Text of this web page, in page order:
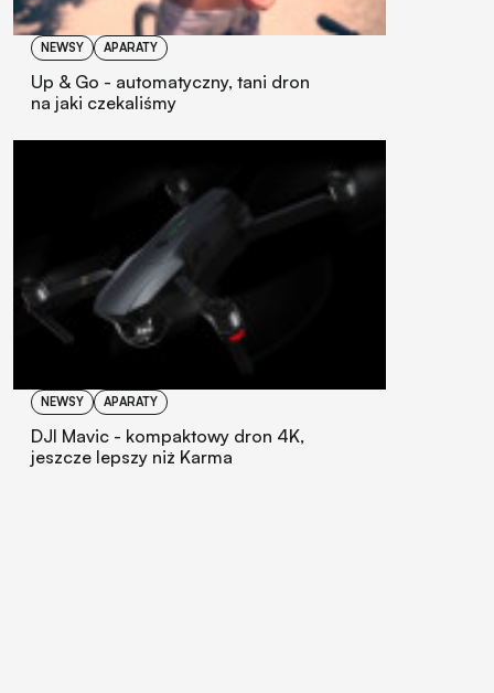
NEWSY APARATY
Up & Go - automatyczny, tani dron
na jaki czekaliśmy
NEWSY APARATY
DJI Mavic - kompaktowy dron 4K,
jeszcze lepszy niż Karma